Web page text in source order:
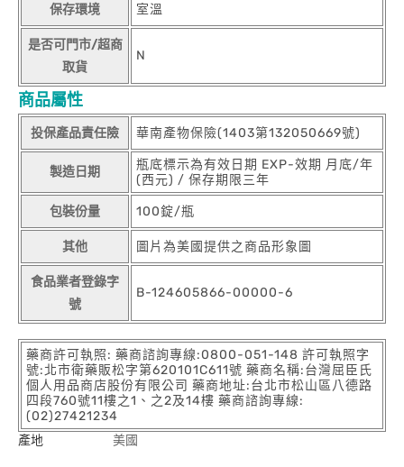
保存環境 室溫
是否可門市/超商
取貨
N
商品屬性
投保產品責任險 華南產物保險(1403第132050669號)
製造日期
瓶底標示為有效日期 EXP-效期 月底/年
(西元) / 保存期限三年
包裝份量 100錠/瓶
其他 圖片為美國提供之商品形象圖
食品業者登錄字
號
B-124605866-00000-6
藥商許可執照: 藥商諮詢專線:0800-051-148 許可執照字
號:北市衛藥販松字第620101C611號 藥商名稱:台灣屈臣氏
個人用品商店股份有限公司 藥商地址:台北市松山區八德路
四段760號11樓之1、之2及14樓 藥商諮詢專線:
(02)27421234
產地
美國